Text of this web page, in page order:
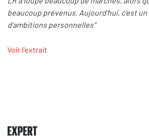
beaucoup prévenus. Aujourd’hui, c’est
d’ambitions personnelles"
Voir l'extrait
EXPERT